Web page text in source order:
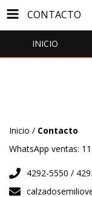
CONTACTO
INICIO
Inicio / Contacto
WhatsApp ventas:
4292-5550 /